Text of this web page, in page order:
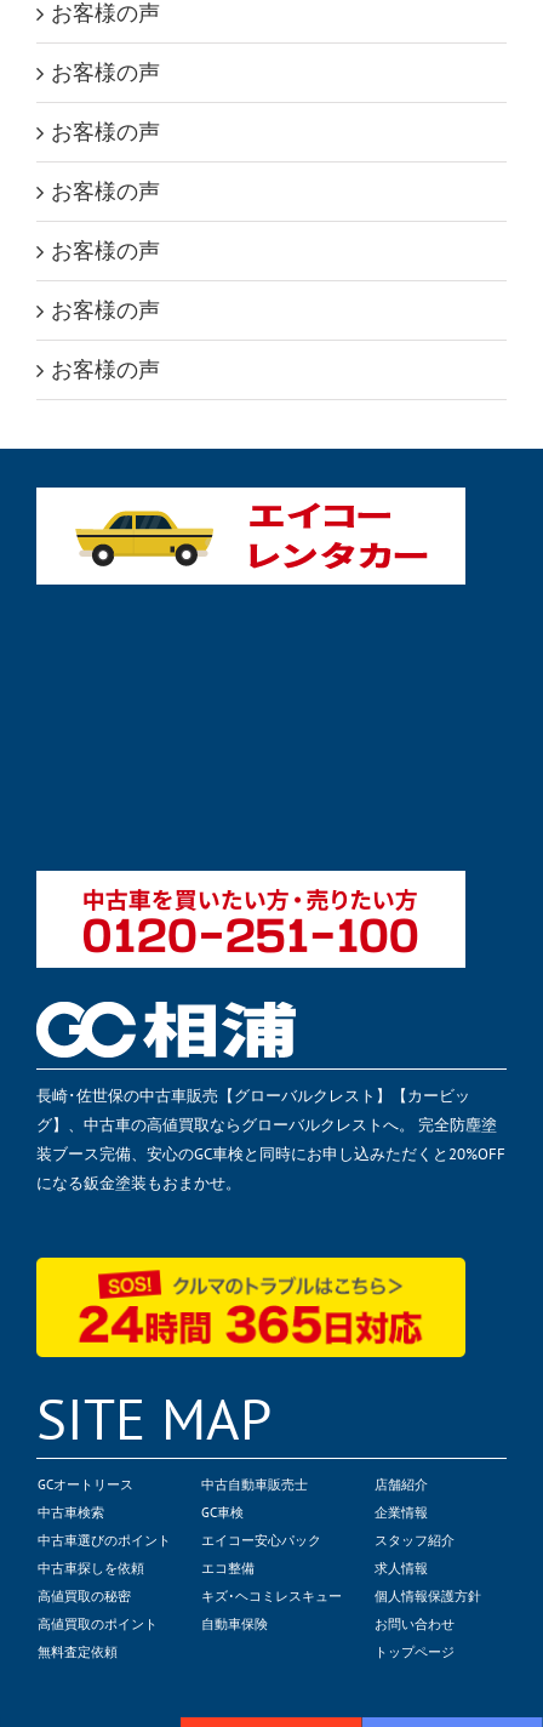
お客様の声
お客様の声
お客様の声
お客様の声
お客様の声
お客様の声
お客様の声
長崎･佐世保の中古車販売【グローバルクレスト】【カービッ
グ】、中古車の高値買取ならグローバルクレストへ。 完全防塵塗
装ブース完備、安心のGC車検と同時にお申し込みただくと20%OFF
になる鈑金塗装もおまかせ。
SITE MAP
GCオートリース
中古車検索
中古車選びのポイント
中古車探しを依頼
高値買取の秘密
高値買取のポイント
無料査定依頼
中古自動車販売士
GC車検
エイコー安心パック
エコ整備
キズ･ヘコミレスキュー
自動車保険
店舗紹介
企業情報
スタッフ紹介
求人情報
個人情報保護方針
お問い合わせ
トップページ